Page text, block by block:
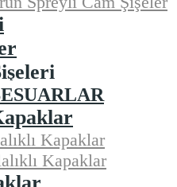
Kapaklar
Kapaklar